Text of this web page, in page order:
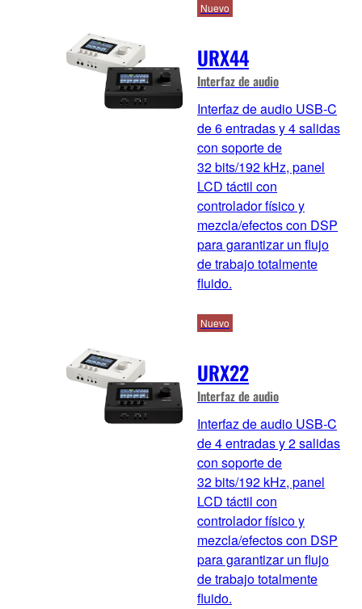
URX44
Interfaz de audio
Nuevo
Interfaz de audio USB‑C
de 6 entradas y 4 salidas
con soporte de
32 bits/192 kHz, panel
LCD táctil con
controlador físico y
mezcla/efectos con DSP
para garantizar un flujo
de trabajo totalmente
fluido.
URX22
Interfaz de audio
Nuevo
Interfaz de audio USB‑C
de 4 entradas y 2 salidas
con soporte de
32 bits/192 kHz, panel
LCD táctil con
controlador físico y
mezcla/efectos con DSP
para garantizar un flujo
de trabajo totalmente
fluido.